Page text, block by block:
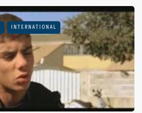
INTERNATIONAL